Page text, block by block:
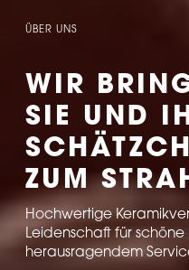
ÜBER UNS
WIR
SIE UND
ZUM
Hochwertige
Leidenschaft für
herausragendem